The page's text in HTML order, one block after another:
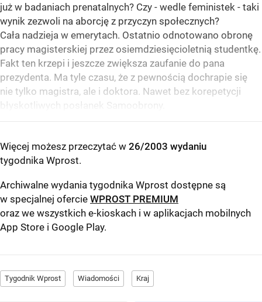
już w badaniach prenatalnych? Czy - wedle feministek - taki
wynik zezwoli na aborcję z przyczyn społecznych?
Cała nadzieja w emerytach. Ostatnio odnotowano obronę
pracy magisterskiej przez osiemdziesięcioletnią studentkę.
Fakt ten krzepi i jeszcze zwiększa zaufanie do pana
prezydenta. Ma tyle czasu, że z pewnością dochrapie się
nie tylko magistra, ale i doktora. Nawet bez korepetycji
błyskotliwych posłanek Samoobrony.
Więcej możesz przeczytać w 26/2003 wydaniu
tygodnika Wprost.
Archiwalne wydania tygodnika Wprost dostępne są
w specjalnej ofercie WPROST PREMIUM
oraz we wszystkich e-kioskach i w aplikacjach mobilnych
App Store i Google Play.
Tygodnik Wprost Wiadomości Kraj